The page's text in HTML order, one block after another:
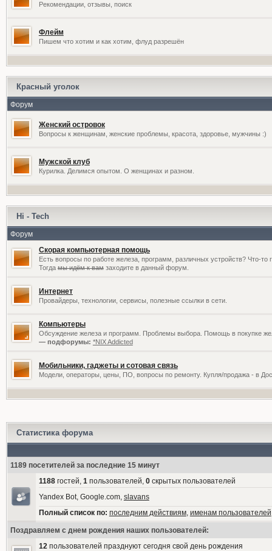
Рекомендации, отзывы, поиск
Флейм
Пишем что хотим и как хотим, флуд разрешён
Красный уголок
Форум
Женский островок
Вопросы к женщинам, женские проблемы, красота, здоровье, мужчины :)
Мужской клуб
Курилка. Делимся опытом. О женщинах и разном.
Hi - Tech
Форум
Скорая компьютерная помощь
Есть вопросы по работе железа, программ, различных устройств? Что-то
Тогдамы идём к вамзаходите в данный форум.
Интернет
Провайдеры, технологии, сервисы, полезные ссылки в сети.
Компьютеры
Обсуждение железа и программ. Проблемы выбора. Помощь в покупке
— подфорумы: *NIX Addicted
Мобильники, гаджеты и сотовая связь
Модели, операторы, цены, ПО, вопросы по ремонту. Купля/продажа - в
Статистика форума
1189 посетителей за последние 15 минут
1188гостей, 1пользователей, 0скрытых пользователей
Yandex Bot, Google.com, slavans
Полный список по: последним действиям, именам пользователей
Поздравляем с днем рождения наших пользователей:
12пользователей празднуют сегодня свой день рождения